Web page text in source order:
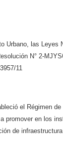
Urbano, las Leyes
N° 2-
11
el Régimen
promover en los
de